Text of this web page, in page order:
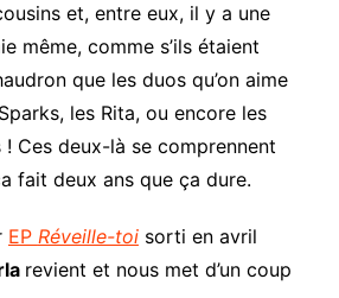
et, entre eux, il y a une
même, comme s’ils étaient
que les duos qu’on aime
les Rita, ou encore les
! Ces deux-là se comprennent
fait deux ans que ça dure.
EP Réveille-toisorti en avril
revient et nous met d’un coup